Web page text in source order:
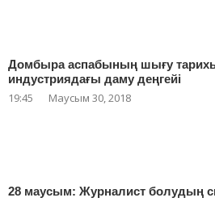
Домбыра аспабының шығу
индустриядағы даму деңгейі
19:45 Маусым 30, 2018
28 маусым: Журналист болудың